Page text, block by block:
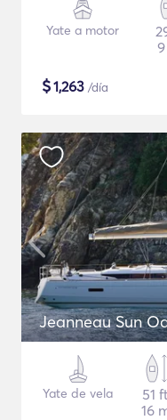
Yate a motor
$1,263 /día
Jeanneau Sun
Yate de vela
51
16